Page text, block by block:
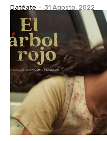
Datéate - 31 Agosto, 2022